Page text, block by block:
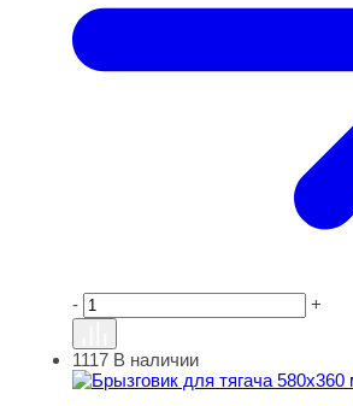
- +
Брызговик для тягача 580х360
1117 В наличии